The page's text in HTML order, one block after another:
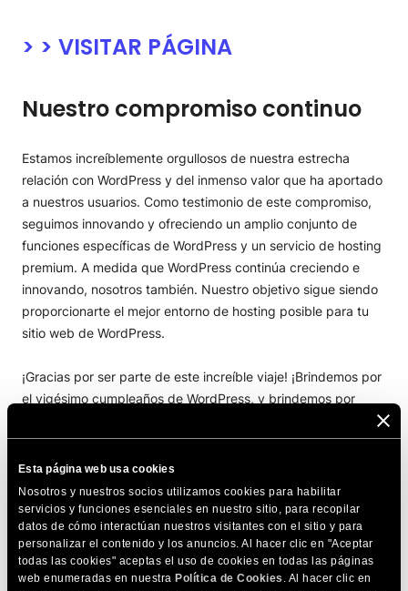
Esta página web usa cookies
Nosotros y nuestros socios utilizamos cookies para habilitar
servicios y funciones esenciales en nuestro sitio, para recopilar
datos de cómo interactúan nuestros visitantes con el sitio y para
personalizar el contenido y los anuncios. Al hacer clic en "Aceptar
todas las cookies" aceptas el uso de cookies en todas las páginas
web enumeradas en nuestra Política de Cookies . Al hacer clic en
> > VISITAR PÁGINA
Nuestro compromiso continuo
Estamos increíblemente orgullosos de nuestra estrecha
relación con WordPress y del inmenso valor que ha aportado
a nuestros usuarios. Como testimonio de este compromiso,
seguimos innovando y ofreciendo un amplio conjunto de
funciones específicas de WordPress y un servicio de hosting
premium. A medida que WordPress continúa creciendo e
innovando, nosotros también. Nuestro objetivo sigue siendo
proporcionarte el mejor entorno de hosting posible para tu
sitio web de WordPress.
¡Gracias por ser parte de este increíble viaje! ¡Brindemos por
el vigésimo cumpleaños de WordPress, y brindemos por
otros 20 años de innovación, crecimiento y éxito compartido
con SiteGround y WordPress!
COMPARTE ESTE ARTÍCULO